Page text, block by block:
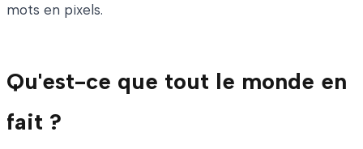
mots en pixels.
Qu'est-ce que tout le monde en
fait ?